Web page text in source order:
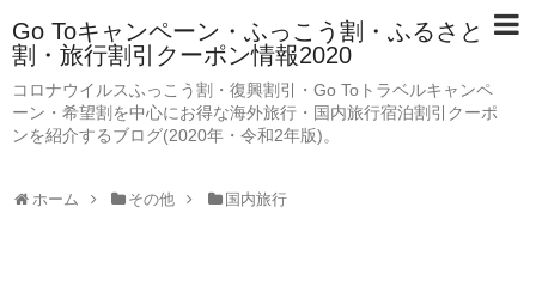
Go Toキャンペーン・ふっこう割・ふるさと
割・旅行割引クーポン情報2020
コロナウイルスふっこう割・復興割引・Go Toトラベルキャンペ
ーン・希望割を中心にお得な海外旅行・国内旅行宿泊割引クーポ
ンを紹介するブログ(2020年・令和2年版)。
ホーム その他 国内旅行